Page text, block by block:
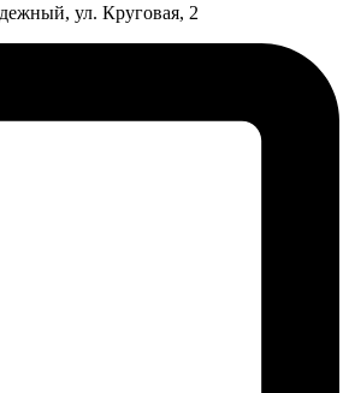
ул. Круговая, 2